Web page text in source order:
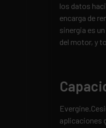
los datos
encarga de
sinergia es
del motor, y
aplicaciones